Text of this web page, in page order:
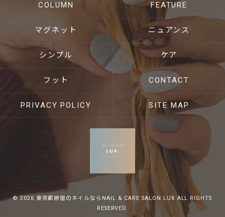
COLUMN FEATURE
マグネット ニュアンス
シンプル ケア
フット CONTACT
PRIVACY POLICY SITE MAP
© 2026 東京都原宿のネイルならNAIL & CARE SALON LUX ALL RIGHTS
RESERVED.